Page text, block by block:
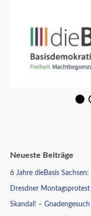
Neueste Beiträge
6 Jahre dieBasis
Dresdner Montagsprotest
Skandal! –